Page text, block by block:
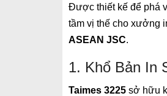
Được thiết kế để phá
tầm vị thế cho xưởng
ASEAN JSC.
1. Khổ Bản In
Taimes 3225 sở hữu